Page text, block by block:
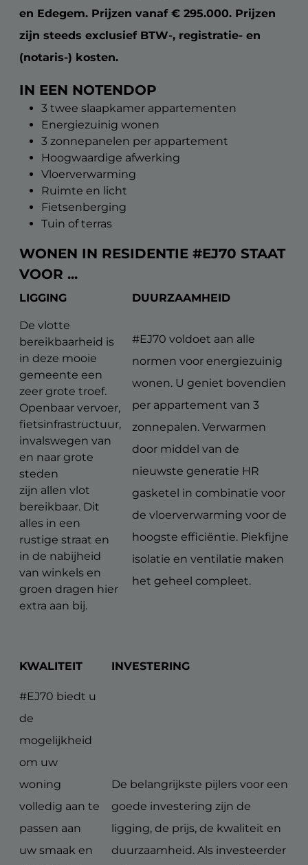
en Edegem. Prijzen vanaf € 295.000. Prijzen
zijn steeds exclusief BTW-, registratie- en
(notaris-) kosten.
IN EEN NOTENDOP
3 twee slaapkamer appartementen
Energiezuinig wonen
3 zonnepanelen per appartement
Hoogwaardige afwerking
Vloerverwarming
Ruimte en licht
Fietsenberging
Tuin of terras
WONEN IN RESIDENTIE #EJ70 STAAT
VOOR ...
LIGGING DUURZAAMHEID
De vlotte
bereikbaarheid is
in deze mooie
gemeente een
zeer grote troef.
Openbaar vervoer,
fietsinfrastructuur,
invalswegen van
en naar grote
steden
zijn allen vlot
bereikbaar. Dit
alles in een
rustige straat en
in de nabijheid
van winkels en
groen dragen hier
extra aan bij.
#EJ70 voldoet aan alle
normen voor energiezuinig
wonen. U geniet bovendien
per appartement van 3
zonnepalen. Verwarmen
door middel van de
nieuwste generatie HR
gasketel in combinatie voor
de vloerverwarming voor de
hoogste efficiëntie. Piekfijne
isolatie en ventilatie maken
het geheel compleet.
KWALITEIT INVESTERING
#EJ70 biedt u
de
mogelijkheid
om uw
woning
volledig aan te
passen aan
uw smaak en
De belangrijkste pijlers voor een
goede investering zijn de
ligging, de prijs, de kwaliteit en
duurzaamheid. Als investeerder